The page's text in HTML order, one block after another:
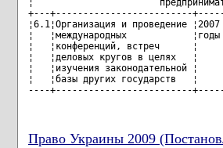
+---+-------------------------
¦6.1¦Организация и проведение
¦   ¦международных            ¦годы
¦   ¦конференций, встреч      ¦
¦   ¦деловых кругов в
¦   ¦изучения
¦   ¦базы других
----+-------------------------
Право Украины 2009